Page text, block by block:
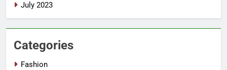
July 2023
Categories
Fashion